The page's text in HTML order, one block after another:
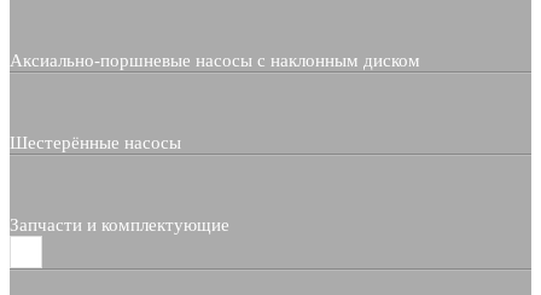
Аксиально-поршневые насосы с наклонным диском
Шестерённые насосы
Запчасти и комплектующие